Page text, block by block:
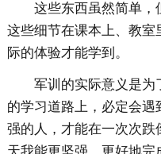
这些东西虽然简单，
这些细节在课本上、教
际的体验才能学到。
军训的实际意义是为
的学习道路上，必定会
强的人，才能在一次次跌